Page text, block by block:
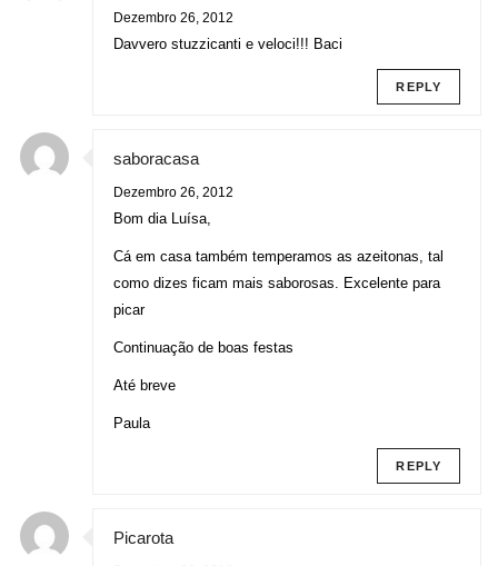
Dezembro 26, 2012
Davvero stuzzicanti e veloci!!! Baci
REPLY
saboracasa
Dezembro 26, 2012
Bom dia Luísa,
Cá em casa também temperamos as azeitonas, tal
como dizes ficam mais saborosas. Excelente para
picar
Continuação de boas festas
Até breve
Paula
REPLY
Picarota